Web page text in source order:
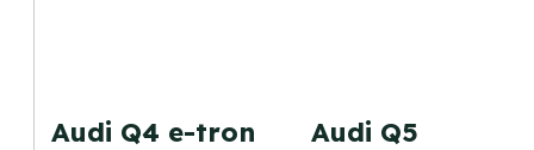
Audi Q4 e-tron Audi Q5